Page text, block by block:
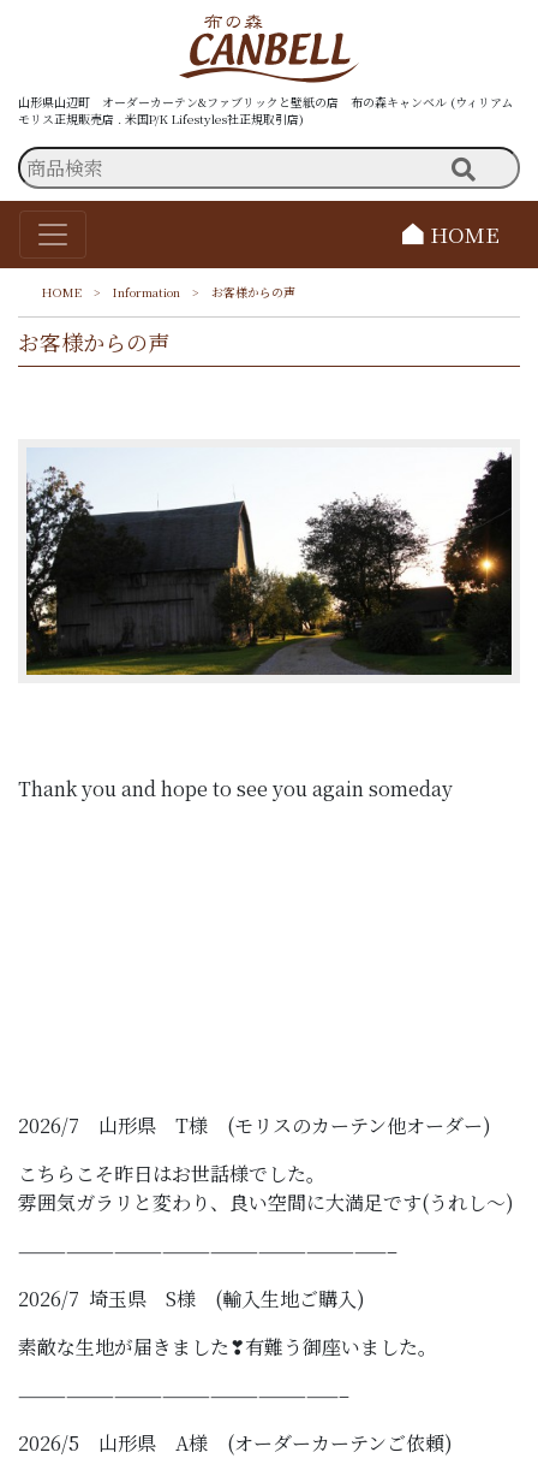
山形県山辺町 オーダーカーテン&ファブリックと壁紙の店 布の森キャンベル (ウィリアム
モリス正規販売店 . 米国P/K Lifestyles社正規取引店)
HOME
HOME > Information > お客様からの声
お客様からの声
Thank you and hope to see you again someday
2026/7 山形県 T様 (モリスのカーテン他オーダー)
こちらこそ昨日はお世話様でした。
雰囲気ガラリと変わり、良い空間に大満足です(うれし～)
———————————————————————–
2026/7 埼玉県 S様 (輸入生地ご購入)
素敵な生地が届きました❣有難う御座いました。
————————————————————–
2026/5 山形県 A様 (オーダーカーテンご依頼)